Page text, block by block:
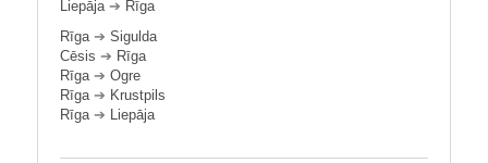
Liepāja➔ Rīga
Rīga➔ Sigulda
Cēsis ➔ Rīga
Rīga➔ Ogre
Rīga➔ Krustpils
Rīga➔ Liepāja